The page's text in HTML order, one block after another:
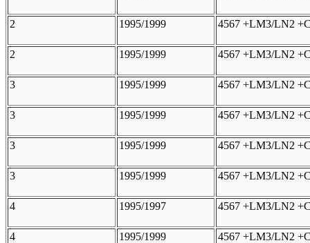
2 1995/1999 4567 +LM3/LN2
2 1995/1999 4567 +LM3/LN2
3 1995/1999 4567 +LM3/LN2
3 1995/1999 4567 +LM3/LN2
3 1995/1999 4567 +LM3/LN2
3 1995/1999 4567 +LM3/LN2
4 1995/1997 4567 +LM3/LN2
4 1995/1999 4567 +LM3/LN2